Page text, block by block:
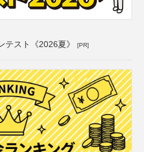
テスト《2026夏》 [PR]